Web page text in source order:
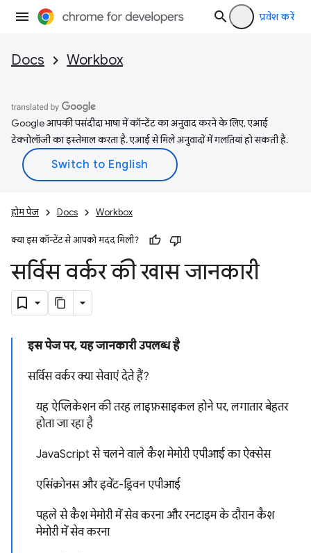
प्रवेश करें
Docs Workbox
Google आपकी पसंदीदा भाषा में कॉन्टेंट का अनुवाद करने के लिए, एआई
टेक्नोलॉजी का इस्तेमाल करता है. एआई से मिले अनुवादों में गलतियां हो सकती हैं.
होम पेज Docs Workbox
क्या इस कॉन्टेंट से आपको मदद मिली?
सर्विस वर्कर की खास जानकारी
इस पेज पर, यह जानकारी उपलब्ध है
सर्विस वर्कर क्या सेवाएं देते हैं?
यह ऐप्लिकेशन की तरह लाइफ़साइकल होने पर, लगातार बेहतर
होता जा रहा है
JavaScript से चलने वाले कैश मेमोरी एपीआई का ऐक्सेस
एसिंक्रोनस और इवेंट-ड्रिवन एपीआई
पहले से कैश मेमोरी में सेव करना और रनटाइम के दौरान कैश
मेमोरी में सेव करना